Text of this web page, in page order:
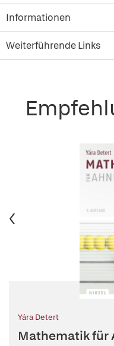
Informationen
Weiterführende Links
Yára Detert
Mathematik für